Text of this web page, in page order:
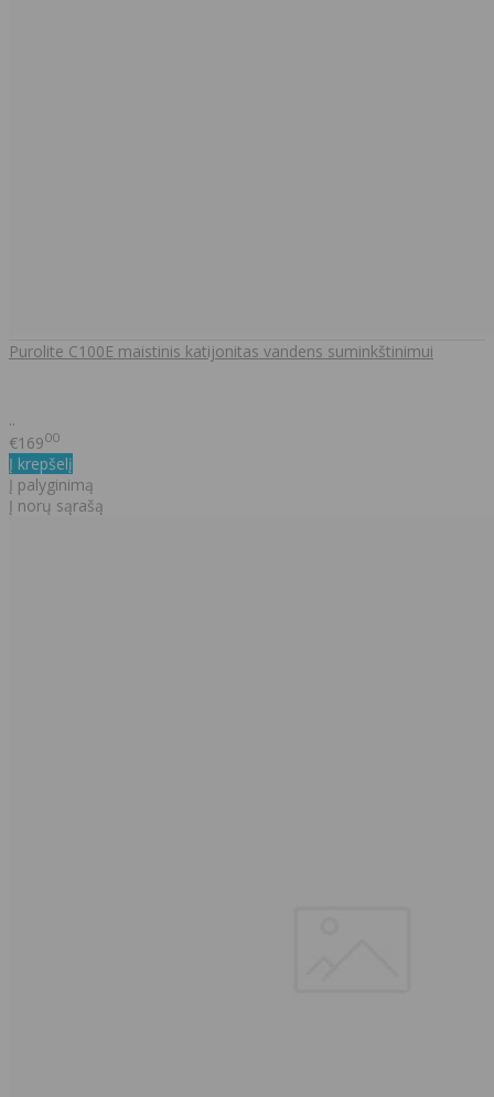
Purolite C100E maistinis katijonitas vandens suminkštinimui
..
€16900
Į krepšelį
Į palyginimą
Į norų sąrašą